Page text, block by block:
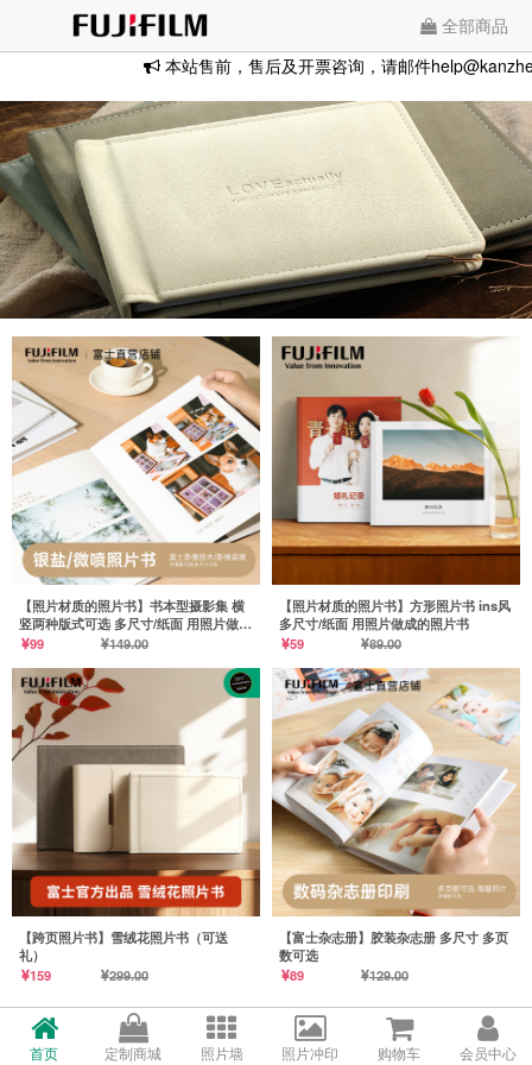
全部商品
本站售前，售后及开票咨询，请邮件
【照片材质的照片书】书本型摄影集 横
竖两种版式可选 多尺寸/纸面 用照片做成
的照片书
99 149.00
【照片材质的照片书】方形照片书 ins风
多尺寸/纸面 用照片做成的照片书
59 89.00
【跨页照片书】雪绒花照片书（可送
礼）
159 299.00
【富士杂志册】胶装杂志册 多尺寸 多页
数可选
89 129.00
首页 定制商城 照片墙 照片冲印 购物车 会员中心